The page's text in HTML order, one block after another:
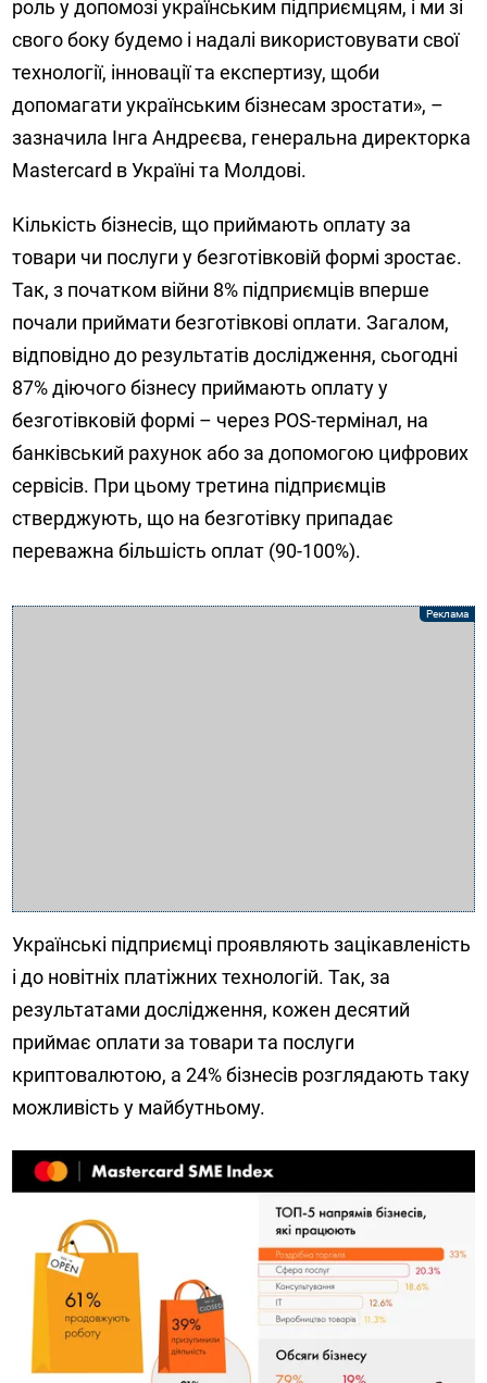
роль у допомозі українським підприємцям, і ми зі
свого боку будемо і надалі використовувати свої
технології, інновації та експертизу, щоби
допомагати українським бізнесам зростати», –
зазначила Інга Андреєва, генеральна директорка
Mastercard в Україні та Молдові.
Кількість бізнесів, що приймають оплату за
товари чи послуги у безготівковій формі зростає.
Так, з початком війни 8% підприємців вперше
почали приймати безготівкові оплати. Загалом,
відповідно до результатів дослідження, сьогодні
87% діючого бізнесу приймають оплату у
безготівковій формі – через POS-термінал, на
банківський рахунок або за допомогою цифрових
сервісів. При цьому третина підприємців
стверджують, що на безготівку припадає
переважна більшість оплат (90-100%).
Українські підприємці проявляють зацікавленість
і до новітніх платіжних технологій. Так, за
результатами дослідження, кожен десятий
приймає оплати за товари та послуги
криптовалютою, а 24% бізнесів розглядають таку
можливість у майбутньому.